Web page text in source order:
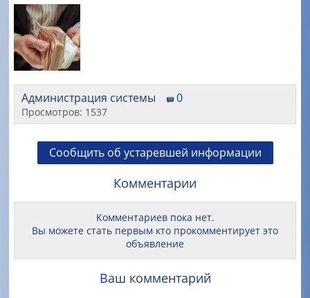
Администрация системы 0
Просмотров: 1537
Сообщить об устаревшей информации
Комментарии
Комментариев пока нет.
Вы можете стать первым кто прокомментирует это
объявление
Ваш комментарий